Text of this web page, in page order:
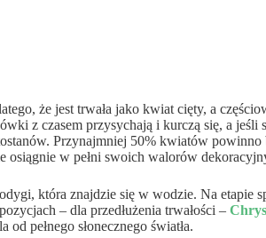
że jest trwała jako kwiat cięty, a
z czasem przysychają i kurczą się, a jeśli
Przynajmniej 50% kwiatów
osiągnie w pełni swoich walorów
która znajdzie się w wodzie. Na etapie
– dla przedłużenia trwałości –
pełnego słonecznego światła.